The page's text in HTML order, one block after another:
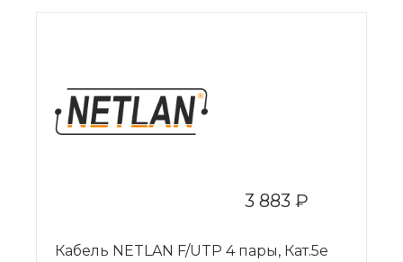
3 883 ₽
Кабель NETLAN F/UTP 4 пары, Кат.5e